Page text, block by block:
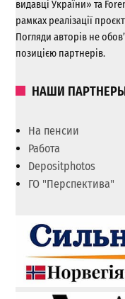
видавці України» та
рамках реалізації
Погляди авторів не
позицією партнерів.
НАШИ
На пенсии
Работа
Depositphotos
ГО "Перспектива"